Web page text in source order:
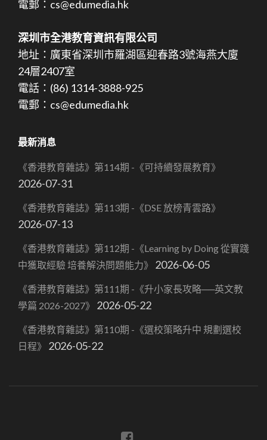
電郵：cs@edumedia.hk
深圳市全港教育資訊有限公司
地址：廣東省深圳市羅湖區迎春路3號海燕大廈
24層2407室
電話：(86) 1314-3888-925
電郵：cs@edumedia.hk
最新消息
《香港教育雜誌》第114期 -《可持續發展教育》
2026-07-31
《香港教育雜誌》第113期 -《DSE 放榜青雲路》
2026-07-13
《香港教育雜誌》第112期 -《Learning by Doing 從實踐
中獲取經驗 培養解決問題能力》
2026-06-05
《香港教育雜誌》第111期 -《升小家長攻略──英文教
學篇 2026-2027》
2026-05-22
《香港教育雜誌》第110期 -《選校策略升中 規劃選校
日程》
2026-05-22